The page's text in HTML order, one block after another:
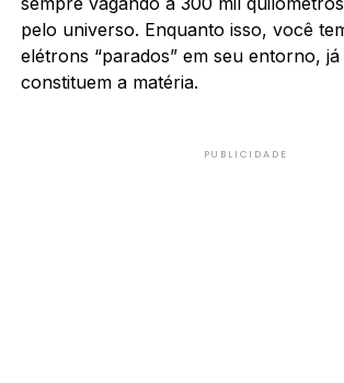
pelo universo. Enquanto isso, você
elétrons “parados” em seu entorno, já
constituem a matéria.
PUBLICIDADE